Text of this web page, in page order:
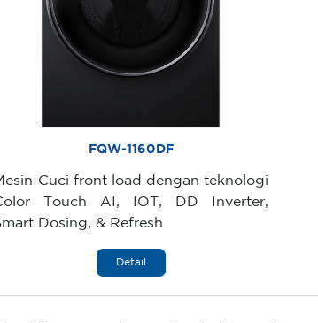
FQW-1160DF
Cuci front load dengan teknologi
Touch AI, IOT, DD Inverter,
Dosing, & Refresh
Detail